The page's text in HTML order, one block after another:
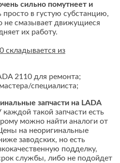
сильно помутнеет и
просто в густую субстанцию,
не смазывает движущиеся
их работу.
складывается из
2110 для ремонта;
специалиста;
запчасти на LADA
каждой такой запчасти есть
можно найти аналоги от
на неоригинальные
заводских, но есть
подделку,
службы, либо не подойдет